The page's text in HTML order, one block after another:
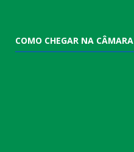
COMO CHEGAR NA CÂMARA